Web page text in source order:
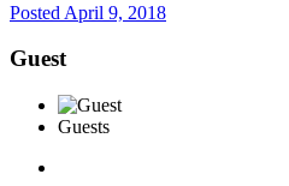
Posted April 9, 2018
Guest
Guests